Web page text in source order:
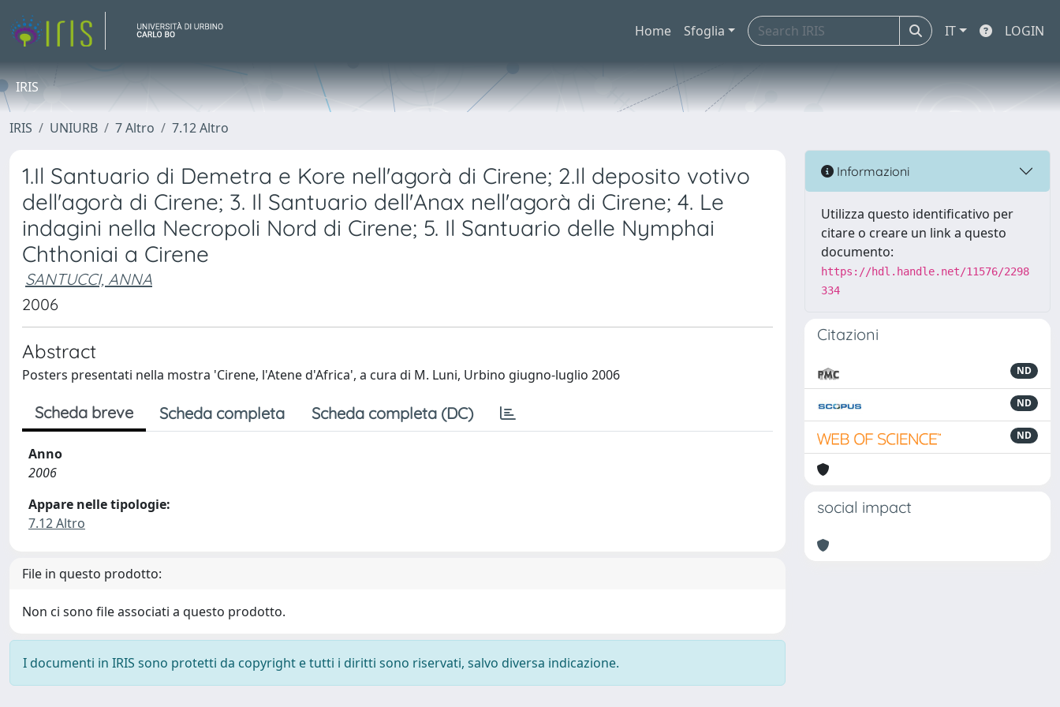
Home Sfoglia IT LOGIN
IRIS
IRIS UNIURB 7 Altro 7.12 Altro
1.Il Santuario di Demetra e Kore nell'agorà di Cirene; 2.Il deposito votivo
dell'agorà di Cirene; 3. Il Santuario dell'Anax nell'agorà di Cirene; 4. Le
indagini nella Necropoli Nord di Cirene; 5. Il Santuario delle Nymphai
Chthoniai a Cirene
SANTUCCI, ANNA
2006
Abstract
Posters presentati nella mostra 'Cirene, l'Atene d'Africa', a cura di M. Luni, Urbino giugno-luglio 2006
Scheda breve Scheda completa Scheda completa (DC)
Anno
2006
Appare nelle tipologie:
7.12 Altro
File in questo prodotto:
Non ci sono file associati a questo prodotto.
I documenti in IRIS sono protetti da copyright e tutti i diritti sono riservati, salvo diversa indicazione.
Informazioni
Utilizza questo identificativo per
citare o creare un link a questo
documento:
https://hdl.handle.net/11576/2298
334
Citazioni
ND
ND
ND
social impact